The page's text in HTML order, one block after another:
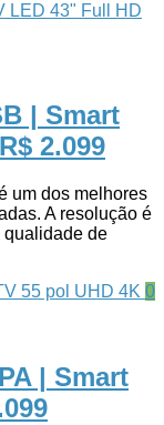
| Smart
2.099
um dos melhores
A resolução é
qualidade de
0
| Smart